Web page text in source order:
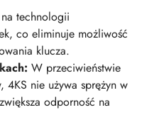
technologii
co eliminuje możliwość
klucza.
W przeciwieństwie
4KS nie używa sprężyn w
odporność na